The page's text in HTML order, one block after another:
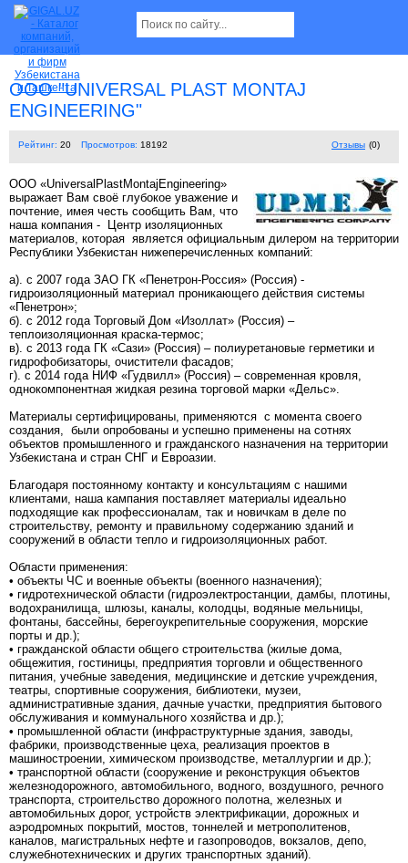
ООО "UNIVERSAL PLAST MONTAJ
ENGINEERING"
Рейтинг: 20 Просмотров: 18192 Отзывы (0)
ООО «UniversalPlastMontajEngineering»
выражает Вам своё глубокое уважение и
почтение, имея честь сообщить Вам, что
наша компания - Центр изоляционных
материалов, которая является официальным дилером на территории
Республики Узбекистан нижеперечисленных компаний:
а). с 2007 года ЗАО ГК «Пенетрон-Россия» (Россия) -
гидроизоляционный материал проникающего действия системы
«Пенетрон»;
б). с 2012 года Торговый Дом «Изоллат» (Россия) –
теплоизоляционная краска-термос;
в). с 2013 года ГК «Сази» (Россия) – полиуретановые герметики и
гидрофобизаторы, очистители фасадов;
г). с 2014 года НИФ «Гудвилл» (Россия) – современная кровля,
однокомпонентная жидкая резина торговой марки «Дельс».
Материалы сертифицированы, применяются с момента своего
создания, были опробованы и успешно применены на сотнях
объектов промышленного и гражданского назначения на территории
Узбекистана и стран СНГ и Евроазии.
Благодаря постоянному контакту и консультациям с нашими
клиентами, наша кампания поставляет материалы идеально
подходящие как профессионалам, так и новичкам в деле по
строительству, ремонту и правильному содержанию зданий и
сооружений в области тепло и гидроизоляционных работ.
Области применения:
• объекты ЧС и военные объекты (военного назначения);
• гидротехнической области (гидроэлектростанции, дамбы, плотины,
водохранилища, шлюзы, каналы, колодцы, водяные мельницы,
фонтаны, бассейны, берегоукрепительные сооружения, морские
порты и др.);
• гражданской области общего строительства (жилые дома,
общежития, гостиницы, предприятия торговли и общественного
питания, учебные заведения, медицинские и детские учреждения,
театры, спортивные сооружения, библиотеки, музеи,
административные здания, дачные участки, предприятия бытового
обслуживания и коммунального хозяйства и др.);
• промышленной области (инфраструктурные здания, заводы,
фабрики, производственные цеха, реализация проектов в
машиностроении, химическом производстве, металлургии и др.);
• транспортной области (сооружение и реконструкция объектов
железнодорожного, автомобильного, водного, воздушного, речного
транспорта, строительство дорожного полотна, железных и
автомобильных дорог, устройств электрификации, дорожных и
аэродромных покрытий, мостов, тоннелей и метрополитенов,
каналов, магистральных нефте и газопроводов, вокзалов, депо,
служебнотехнических и других транспортных зданий).